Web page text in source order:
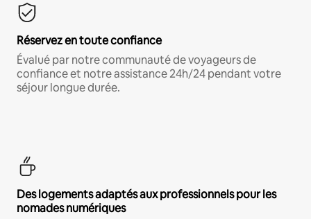
Réservez en toute confiance
Évalué par notre communauté de voyageurs de
confiance et notre assistance 24h/24 pendant votre
séjour longue durée.
Des logements adaptés aux professionnels pour les
nomades numériques